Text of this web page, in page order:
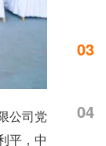
公司党
平，中
03
04